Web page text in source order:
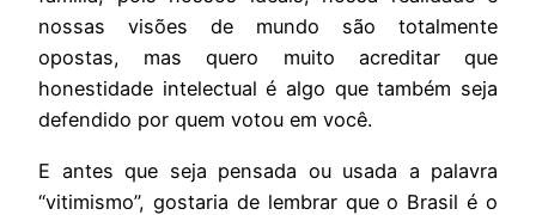
nossas visões de mundo são totalmente
opostas, mas quero muito acreditar que
honestidade intelectual é algo que também seja
defendido por quem votou em você.
E antes que seja pensada ou usada a palavra
“vitimismo”, gostaria de lembrar que o Brasil é o